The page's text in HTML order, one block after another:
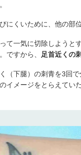
にくいために、他の部
て一気に切除しようと
ですから、 足首近くの
（下腿）の刺青を3回
イメージをとらえてい